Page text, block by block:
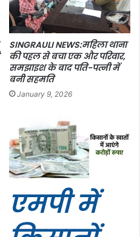
SINGRAULI NEWS:महिला थाना
की पहल से बचा एक और परिवार,
समझाइश के बाद पति-पत्नी में
बनी सहमति
January 9, 2026
एमपी में